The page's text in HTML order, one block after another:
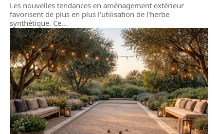
Les nouvelles tendances en aménagement extérieur
favorisent de plus en plus l'utilisation de l'herbe
synthétique. Ce…